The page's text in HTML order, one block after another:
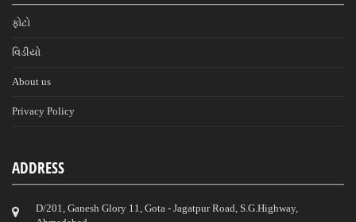
ફોટો
વિડીયો
About us
Privacy Policy
ADDRESS
D/201, Ganesh Glory 11, Gota - Jagatpur Road, S.G.Highway,